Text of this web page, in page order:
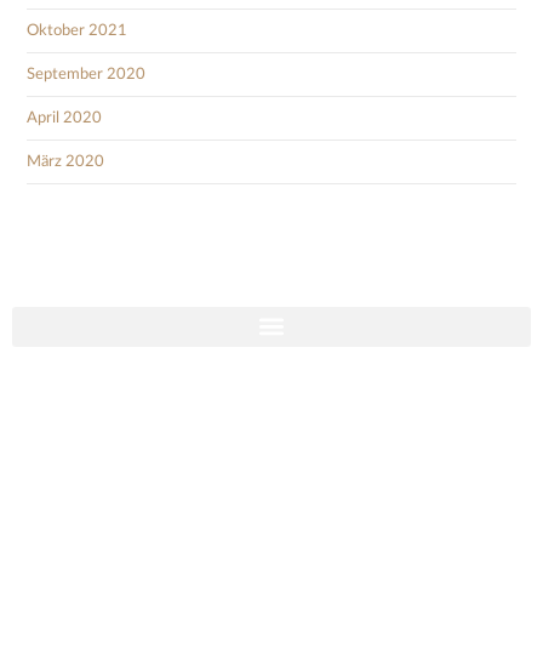
Oktober 2021
September 2020
April 2020
März 2020